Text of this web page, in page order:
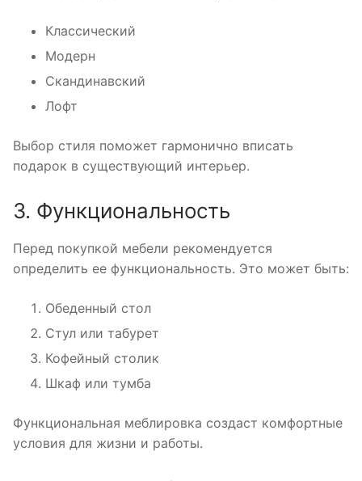
Классический
Модерн
Скандинавский
Лофт
Выбор стиля поможет гармонично вписать
подарок в существующий интерьер.
3. Функциональность
Перед покупкой мебели рекомендуется
определить ее функциональность. Это может быть:
Обеденный стол
Стул или табурет
Кофейный столик
Шкаф или тумба
Функциональная меблировка создаст комфортные
условия для жизни и работы.